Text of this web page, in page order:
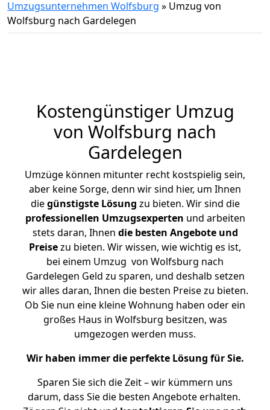
Umzugsunternehmen Wolfsburg » Umzug von
Wolfsburg nach Gardelegen
Kostengünstiger Umzug
von Wolfsburg nach
Gardelegen
Umzüge können mitunter recht kostspielig sein,
aber keine Sorge, denn wir sind hier, um Ihnen
diegünstigste Lösung zu bieten. Wir sind die
professionellen Umzugsexperten und arbeiten
stets daran, Ihnen die besten Angebote und
Preisezu bieten. Wir wissen, wie wichtig es ist,
bei einem Umzug von Wolfsburg nach
Gardelegen Geld zu sparen, und deshalb setzen
wir alles daran, Ihnen die besten Preise zu bieten.
Ob Sie nun eine kleine Wohnung haben oder ein
großes Haus in Wolfsburg besitzen, was
umgezogen werden muss.
Wir haben immer die perfekte Lösung für Sie.
Sparen Sie sich die Zeit – wir kümmern uns
darum, dass Sie die besten Angebote erhalten.